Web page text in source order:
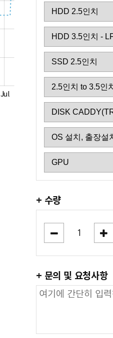
Jul
+ 수량
+ 문의 및 요청사항